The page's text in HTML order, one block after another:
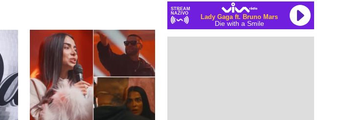
STREAM
NAŽIVO
Lady Gaga ft. Bruno Mars
Die with a Smile